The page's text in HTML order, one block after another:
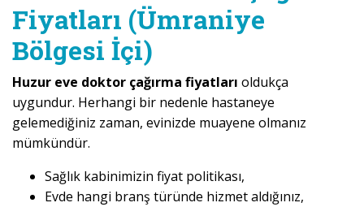
Fiyatları (Ümraniye
Bölgesi İçi)
Huzur eve doktor çağırma fiyatları oldukça
uygundur. Herhangi bir nedenle hastaneye
gelemediğiniz zaman, evinizde muayene olmanız
mümkündür.
Sağlık kabinimizin fiyat politikası,
Evde hangi branş türünde hizmet aldığınız,